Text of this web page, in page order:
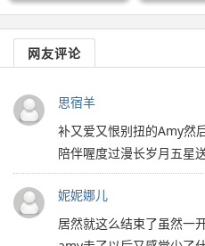
网友评论
思宿羊
补又爱又恨别扭的Amy然
陪伴喔度过漫长岁月五星
妮妮娜儿
居然就这么结束了虽然一